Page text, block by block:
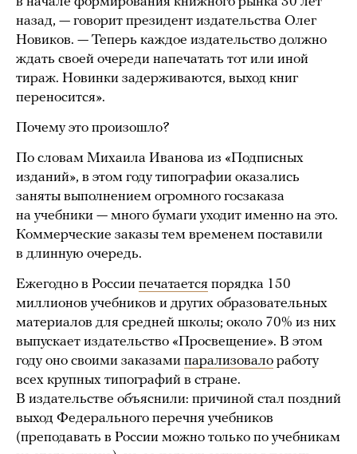
назад, — говорит президент издательства Олег
Новиков. — Теперь каждое издательство должно
ждать своей очереди напечатать тот или иной
тираж. Новинки задерживаются, выход книг
переносится».
Почему это произошло?
По словам Михаила Иванова из «Подписных
изданий», в этом году типографии оказались
заняты выполнением огромного госзаказа
на учебники — много бумаги уходит именно на это.
Коммерческие заказы тем временем поставили
в длинную очередь.
Ежегодно в России печатается порядка 150
миллионов учебников и других образовательных
материалов для средней школы; около 70% из них
выпускает издательство «Просвещение». В этом
году оно своими заказами парализовало работу
всех крупных типографий в стране.
В издательстве объяснили: причиной стал поздний
выход Федерального перечня учебников
(преподавать в России можно только по учебникам